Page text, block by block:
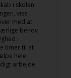
i skolen.
vise
med at
behov
i
timer til at
hele
arbejde.